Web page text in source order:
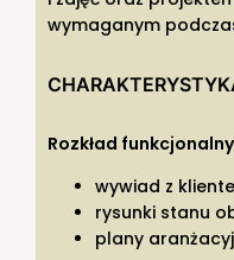
wymaganym
Rozkład
wywiad z
rysunki stanu
plany